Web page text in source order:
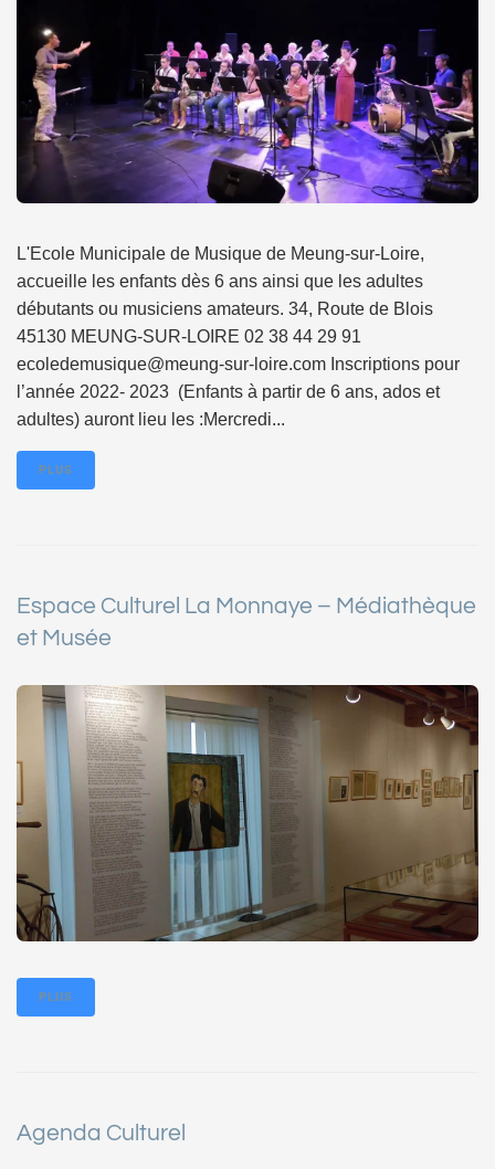
L'Ecole Municipale de Musique de Meung-sur-Loire,
accueille les enfants dès 6 ans ainsi que les adultes
débutants ou musiciens amateurs. 34, Route de Blois
45130 MEUNG-SUR-LOIRE 02 38 44 29 91
ecoledemusique@meung-sur-loire.com Inscriptions pour
l’année 2022- 2023 (Enfants à partir de 6 ans, ados et
adultes) auront lieu les :Mercredi...
PLUS
Espace Culturel La Monnaye – Médiathèque
et Musée
PLUS
Agenda Culturel